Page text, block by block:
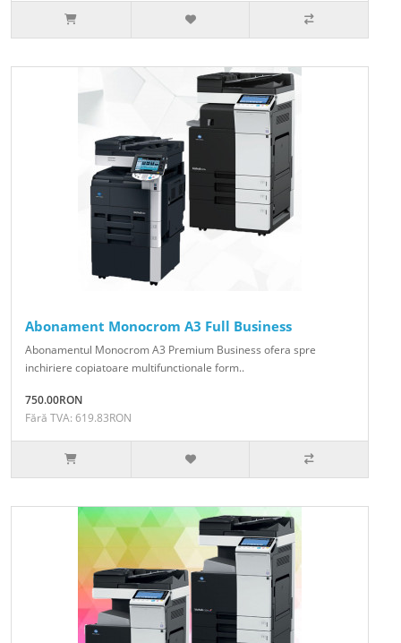
Abonament Monocrom A3 Full Business
Abonamentul Monocrom A3 Premium Business ofera spre
inchiriere copiatoare multifunctionale form..
750.00RON
Fără TVA: 619.83RON